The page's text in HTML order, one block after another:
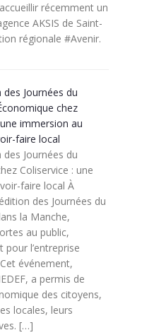
récemment un
AKSIS de Saint-
régionale #Avenir.
Journées du
chez
immersion au
faire local
Journées du
Coliservice : une
faire local À
des Journées du
la Manche,
au public,
l’entreprise
événement,
a permis de
des citoyens,
locales, leurs
[…]